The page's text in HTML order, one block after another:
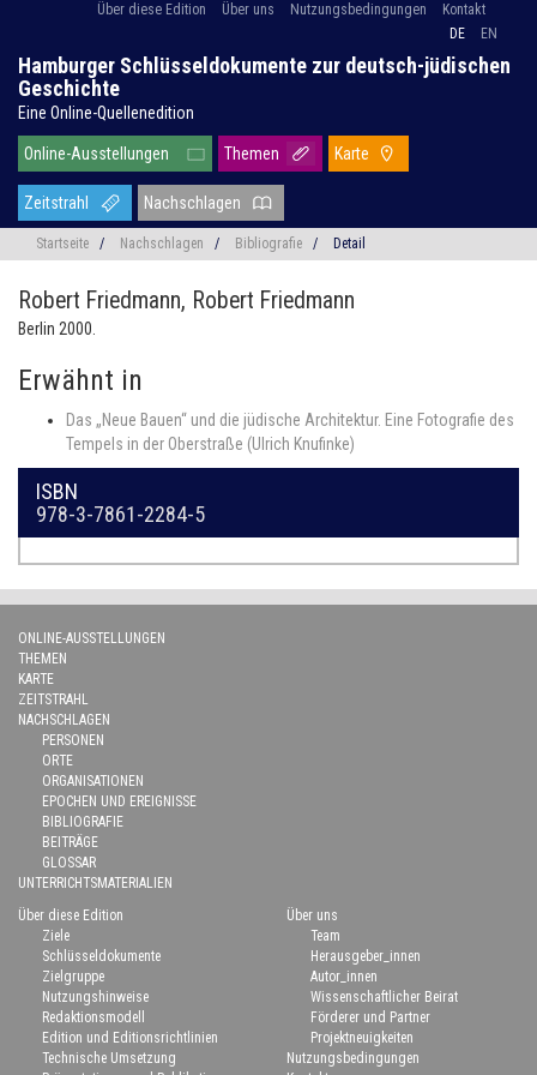
Über diese Edition Über uns Nutzungsbedingungen
Kontakt
DE
EN
Hamburger Schlüsseldokumente zur deutsch-jüdischen
Geschichte
Eine Online-Quellenedition
Online-Ausstellungen Themen Karte
Zeitstrahl Nachschlagen
Startseite / Nachschlagen / Bibliografie / Detail
Robert Friedmann, Robert Friedmann
Berlin 2000.
Erwähnt in
Das „Neue Bauen“ und die jüdische Architektur. Eine Fotografie des
Tempels in der Oberstraße (Ulrich Knufinke)
ISBN
978-3-7861-2284-5
ONLINE-AUSSTELLUNGEN
THEMEN
KARTE
ZEITSTRAHL
NACHSCHLAGEN
PERSONEN
ORTE
ORGANISATIONEN
EPOCHEN UND EREIGNISSE
BIBLIOGRAFIE
BEITRÄGE
GLOSSAR
UNTERRICHTSMATERIALIEN
Über diese Edition
Ziele
Schlüsseldokumente
Zielgruppe
Nutzungshinweise
Redaktionsmodell
Edition und Editionsrichtlinien
Technische Umsetzung
Über uns
Team
Herausgeber_innen
Autor_innen
Wissenschaftlicher Beirat
Förderer und Partner
Projektneuigkeiten
Nutzungsbedingungen